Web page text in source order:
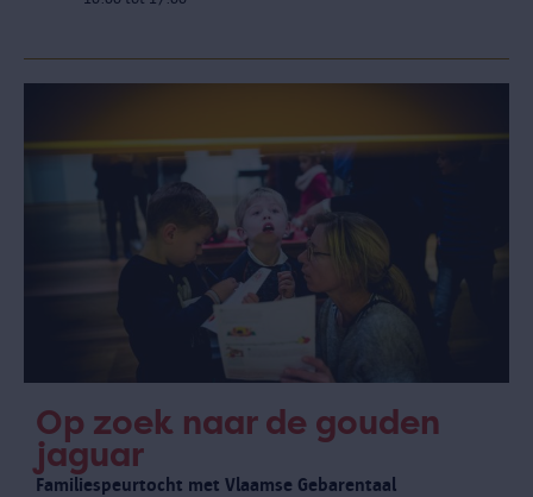
Op zoek naar de gouden
jaguar
Familiespeurtocht met Vlaamse Gebarentaal